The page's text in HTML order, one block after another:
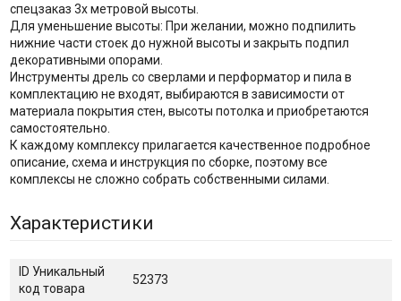
спецзаказ 3х метровой высоты.
Для уменьшение высоты: При желании, можно подпилить
нижние части стоек до нужной высоты и закрыть подпил
декоративными опорами.
Инструменты дрель со сверлами и перформатор и пила в
комплектацию не входят, выбираются в зависимости от
материала покрытия стен, высоты потолка и приобретаются
самостоятельно.
К каждому комплексу прилагается качественное подробное
описание, схема и инструкция по сборке, поэтому все
комплексы не сложно собрать собственными силами.
Характеристики
ID Уникальный
код товара
52373